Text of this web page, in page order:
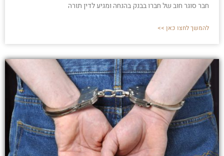
חבר סוגר חוב של חברו בבנק בהנחה ומגיע לדין תורה
להמשך לחצו כאן >>